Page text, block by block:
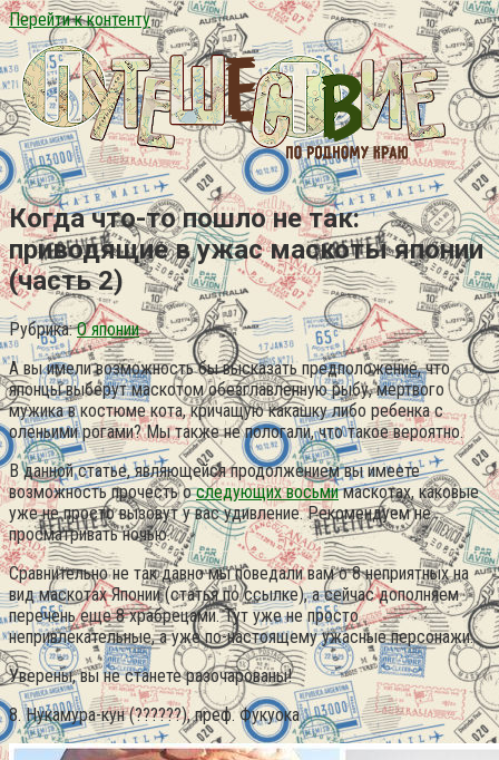
Перейти к контенту
Когда что-то пошло не так:
приводящие в ужас маскоты японии
(часть 2)
Рубрика: О японии
А вы имели возможность бы высказать предположение, что
японцы выберут маскотом обезглавленную рыбу, мертвого
мужика в костюме кота, кричащую какашку либо ребенка с
оленьими рогами? Мы также не пологали, что такое вероятно.
В данной статье, являющейся продолжением вы имеете
возможность прочесть оследующих восьмимаскотах, каковые
уже не просто вызовут у вас удивление. Рекомендуем не
просматривать ночью.
Сравнительно не так давно мы поведали вам о 8 неприятных на
вид маскотах Японии (статья по ссылке), а сейчас дополняем
перечень еще 8 храбрецами.Тут уже не просто
непривлекательные, а уже по-настоящему ужасные персонажи.
Уверены, вы не станете разочарованы!
8. Нукамура-кун (??????), преф. Фукуока